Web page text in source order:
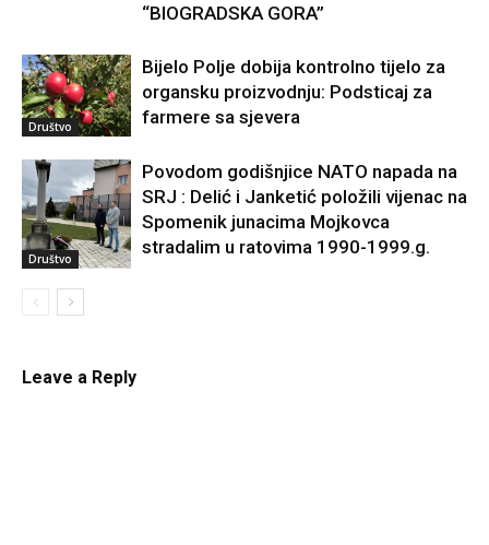
“BIOGRADSKA GORA”
Društvo
Bijelo Polje dobija kontrolno tijelo za
organsku proizvodnju: Podsticaj za
farmere sa sjevera
Društvo
Povodom godišnjice NATO napada na
SRJ : Delić i Janketić položili vijenac na
Spomenik junacima Mojkovca
stradalim u ratovima 1990-1999.g.
Leave a Reply